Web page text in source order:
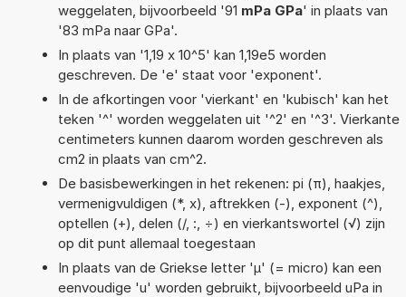
weggelaten, bijvoorbeeld '91 mPa GPa' in plaats van
'83 mPa naar GPa'.
In plaats van '1,19 x 10^5' kan 1,19e5 worden
geschreven. De 'e' staat voor 'exponent'.
In de afkortingen voor 'vierkant' en 'kubisch' kan het
teken '^' worden weggelaten uit '^2' en '^3'. Vierkante
centimeters kunnen daarom worden geschreven als
cm2 in plaats van cm^2.
De basisbewerkingen in het rekenen: pi (π), haakjes,
vermenigvuldigen (*, x), aftrekken (-), exponent (^),
optellen (+), delen (/, :, ÷) en vierkantswortel (√) zijn
op dit punt allemaal toegestaan
In plaats van de Griekse letter 'µ' (= micro) kan een
eenvoudige 'u' worden gebruikt, bijvoorbeeld uPa in